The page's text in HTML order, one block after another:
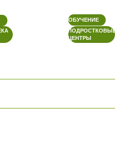
ОБУЧЕНИЕ
ПОДРОСТКОВЫЕ
ЦЕНТРЫ